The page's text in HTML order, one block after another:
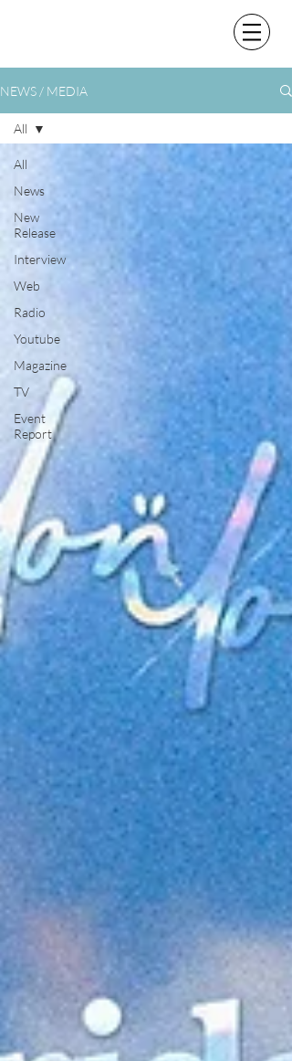
NEWS / MEDIA
All
News
New
Release
Interview
Web
Radio
Youtube
Magazine
TV
Event
Report
All